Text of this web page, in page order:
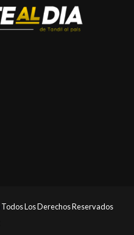
Todos Los Derechos Reservados